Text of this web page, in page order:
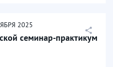
2025
семинар-практикум